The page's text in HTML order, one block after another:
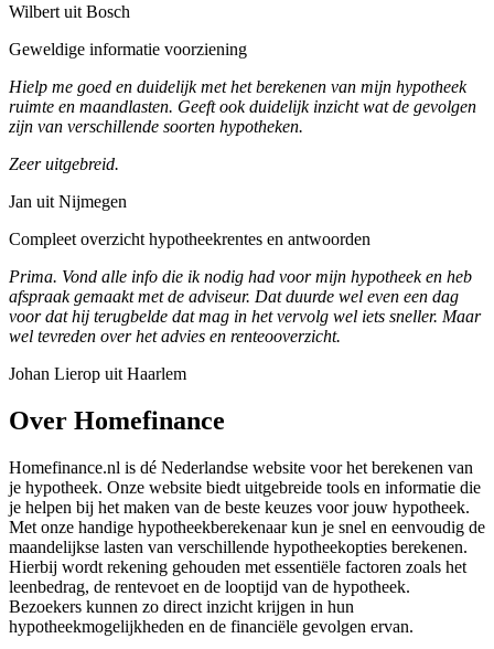
Wilbert uit Bosch
Geweldige informatie voorziening
Hielp me goed en duidelijk met het berekenen van mijn hypotheek
ruimte en maandlasten. Geeft ook duidelijk inzicht wat de gevolgen
zijn van verschillende soorten hypotheken.
Zeer uitgebreid.
Jan uit Nijmegen
Compleet overzicht hypotheekrentes en antwoorden
Prima. Vond alle info die ik nodig had voor mijn hypotheek en heb
afspraak gemaakt met de adviseur. Dat duurde wel even een dag
voor dat hij terugbelde dat mag in het vervolg wel iets sneller. Maar
wel tevreden over het advies en renteooverzicht.
Johan Lierop uit Haarlem
Over Homefinance
Homefinance.nl is dé Nederlandse website voor het berekenen van
je hypotheek. Onze website biedt uitgebreide tools en informatie die
je helpen bij het maken van de beste keuzes voor jouw hypotheek.
Met onze handige hypotheekberekenaar kun je snel en eenvoudig de
maandelijkse lasten van verschillende hypotheekopties berekenen.
Hierbij wordt rekening gehouden met essentiële factoren zoals het
leenbedrag, de rentevoet en de looptijd van de hypotheek.
Bezoekers kunnen zo direct inzicht krijgen in hun
hypotheekmogelijkheden en de financiële gevolgen ervan.